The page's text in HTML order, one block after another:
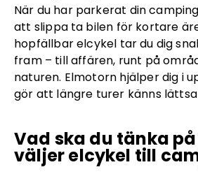
När du har parkerat din
att slippa ta bilen för kortare
hopfällbar elcykel tar du dig
fram – till affären, runt på
naturen. Elmotorn hjälper dig i
gör att längre turer känns
Vad ska du tänka
väljer elcykel till